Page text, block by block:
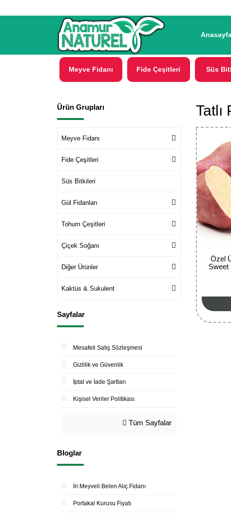
Meyve Fidanı Fide Çeşitleri Süs
Ürün Grupları
Meyve Fidanı
Fide Çeşitleri
Süs Bitkileri
Gül Fidanları
Tohum Çeşitleri
Çiçek Soğanı
Diğer Ürünler
Kaktüs & Sukulent
Sayfalar
Mesafeli Satış Sözleşmesi
Gizlilik ve Güvenlik
İptal ve İade Şartları
Kişisel Veriler Politikası
Tüm Sayfalar
Bloglar
İri Meyveli Belen Alıç Fidanı
Portakal Kurusu Fiyatı
Tatlı
Özel
Sweet